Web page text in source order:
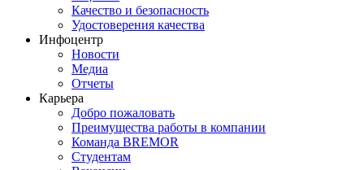
Качество и безопасность
Удостоверения качества
Инфоцентр
Новости
Медиа
Отчеты
Карьера
Добро пожаловать
Преимущества работы в компании
Команда BREMOR
Студентам